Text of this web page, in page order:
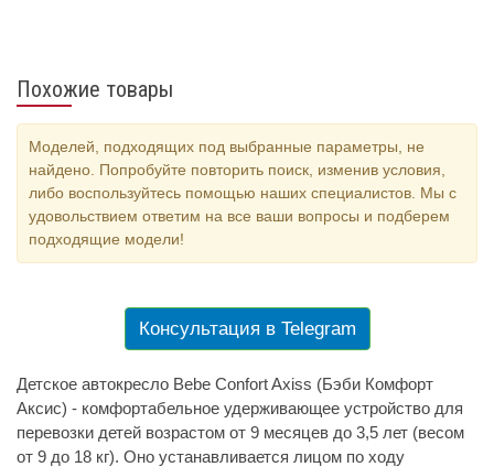
Похожие товары
Моделей, подходящих под выбранные параметры, не
найдено. Попробуйте повторить поиск, изменив условия,
либо воспользуйтесь помощью наших специалистов. Мы с
удовольствием ответим на все ваши вопросы и подберем
подходящие модели!
Консультация в Telegram
Детское автокресло Bebe Confort Axiss (Бэби Комфорт
Аксис) - комфортабельное удерживающее устройство для
перевозки детей возрастом от 9 месяцев до 3,5 лет (весом
от 9 до 18 кг). Оно устанавливается лицом по ходу